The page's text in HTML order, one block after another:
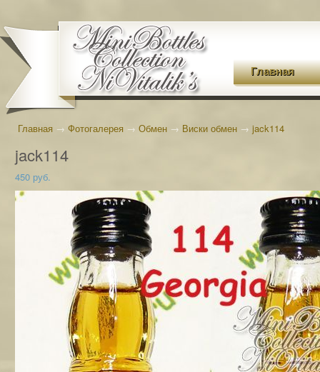
Главная
Главная → Фотогалерея → Обмен → Виски обмен → jack114
jack114
450 руб.